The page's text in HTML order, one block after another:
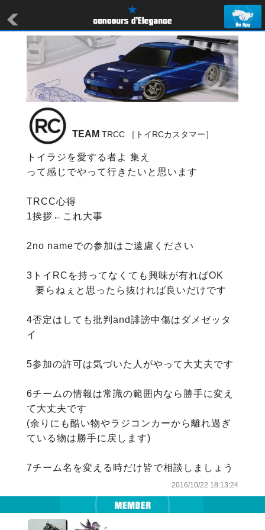
TEAM TRCC ［トイRCカスタマー］
トイラジを愛する者よ 集え
って感じでやって行きたいと思います
TRCC心得
1挨拶←これ大事
2no nameでの参加はご遠慮ください
3トイRCを持ってなくても興味が有ればOK
4否定はしても批判and誹謗中傷はダメゼッタ
イ
5参加の許可は気づいた人がやって大丈夫です
6チームの情報は常識の範囲内なら勝手に変え
て大丈夫です
(余りにも酷い物やラジコンカーから離れ過ぎ
ている物は勝手に戻します)
7チーム名を変える時だけ皆で相談しましょう
2016/10/22 18:13:24